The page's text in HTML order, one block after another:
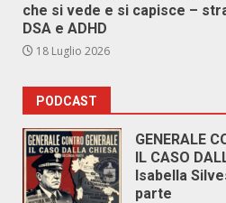
che si vede e si capisce –
DSA e ADHD
18 Luglio 2026
PODCAST
GENERALE
IL CASO
Isabella
parte